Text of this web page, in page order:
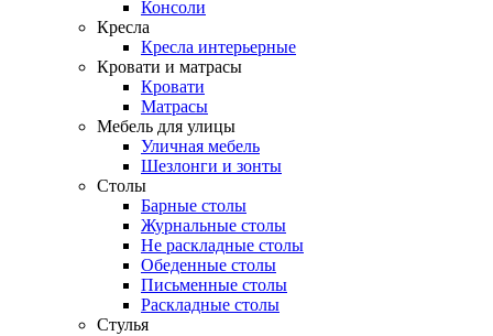
Консоли
Кресла
Кресла интерьерные
Кровати и матрасы
Кровати
Матрасы
Мебель для улицы
Уличная мебель
Шезлонги и зонты
Столы
Барные столы
Журнальные столы
Не раскладные столы
Обеденные столы
Письменные столы
Раскладные столы
Стулья